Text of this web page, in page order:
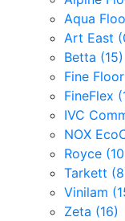
Aqua
Art East
Betta (15)
Fine
FineFlex
IVC
NOX
Royce
Tarkett
Vinilam
Zeta (16)